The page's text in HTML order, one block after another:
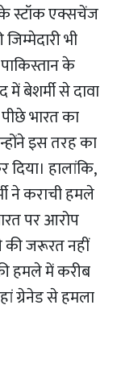
के स्टॉक एक्सचेंज
भी
के
बेशर्मी से दावा
भारत का
इस तरह का
हालांकि,
ने कराची हमले
पर आरोप
की जरूरत नहीं
हमले में करीब
ग्रेनेड से हमला